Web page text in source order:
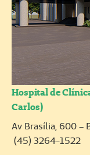
Hospital de
Carlos)
Av Brasília, 600 –
(45) 3264-1522